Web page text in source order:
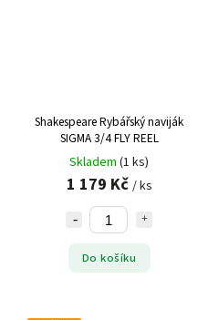
Shakespeare Rybářský naviják
SIGMA 3/4 FLY REEL
Skladem (1 ks)
1 179 Kč / ks
Do košíku